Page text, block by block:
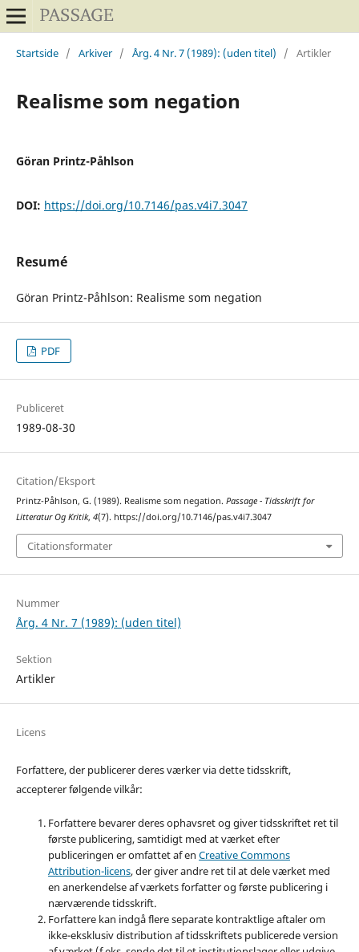
Startside / Arkiver / Årg. 4 Nr. 7 (1989): (uden titel) / Artikler
Realisme som negation
Göran Printz-Påhlson
DOI: https://doi.org/10.7146/pas.v4i7.3047
Resumé
Göran Printz-Påhlson: Realisme som negation
PDF
Publiceret
1989-08-30
Citation/Eksport
Printz-Påhlson, G. (1989). Realisme som negation. Passage - Tidsskrift for
Litteratur Og Kritik, 4(7). https://doi.org/10.7146/pas.v4i7.3047
Citationsformater
Nummer
Årg. 4 Nr. 7 (1989): (uden titel)
Sektion
Artikler
Licens
Forfattere, der publicerer deres værker via dette tidsskrift,
accepterer følgende vilkår:
Forfattere bevarer deres ophavsret og giver tidsskriftet ret til
første publicering, samtidigt med at værket efter
publiceringen er omfattet af en Creative Commons
Attribution-licens, der giver andre ret til at dele værket med
en anerkendelse af værkets forfatter og første publicering i
nærværende tidsskrift.
Forfattere kan indgå flere separate kontraktlige aftaler om
ikke-eksklusiv distribution af tidsskriftets publicerede version